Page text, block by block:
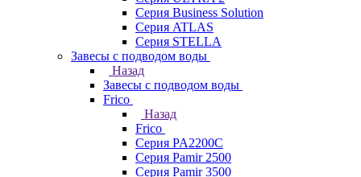
Серия Business Solution
Серия ATLAS
Серия STELLA
Завесы с подводом воды
Назад
Завесы с подводом воды
Frico
Назад
Frico
Серия PA2200C
Серия Pamir 2500
Серия Pamir 3500